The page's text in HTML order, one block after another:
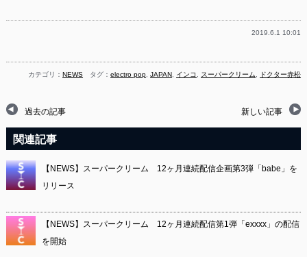
2019.6.1 10:01
カテゴリ：NEWS タグ：electro pop ,JAPAN インコ スーパークリーム ドクター赤松
過去の記事 新しい記事
関連記事
【NEWS】スーパークリーム 12ヶ月連続配信企画第3弾「babe」を
リリース
【NEWS】スーパークリーム 12ヶ月連続配信第1弾「exxxx」の配信
を開始